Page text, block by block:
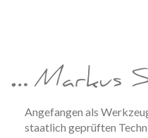
… Markus
Angefangen als
staatlich geprüften